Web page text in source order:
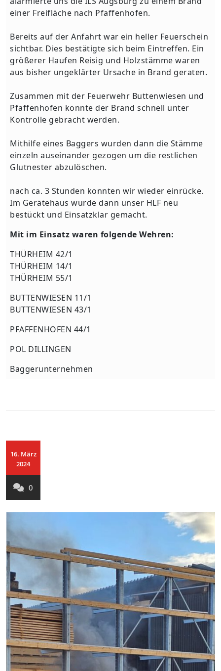
einer Freifläche nach Pfaffenhofen.
Bereits auf der Anfahrt war ein heller Feuerschein
sichtbar. Dies bestätigte sich beim Eintreffen. Ein
größerer Haufen Reisig und Holzstämme waren
aus bisher ungeklärter Ursache in Brand geraten.
Zusammen mit der Feuerwehr Buttenwiesen und
Pfaffenhofen konnte der Brand schnell unter
Kontrolle gebracht werden.
Mithilfe eines Baggers wurden dann die Stämme
einzeln auseinander gezogen um die restlichen
Glutnester abzulöschen.
nach ca. 3 Stunden konnten wir wieder einrücke.
Im Gerätehaus wurde dann unser HLF neu
bestückt und Einsatzklar gemacht.
Mit im Einsatz waren folgende Wehren:
THÜRHEIM 42/1
THÜRHEIM 14/1
THÜRHEIM 55/1
BUTTENWIESEN 11/1
BUTTENWIESEN 43/1
PFAFFENHOFEN 44/1
POL DILLINGEN
Baggerunternehmen
16. März
2024
0